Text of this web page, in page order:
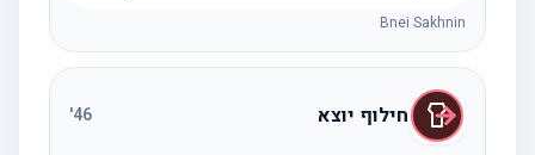
Bnei Sakhnin
חילוף יוצא 46
'